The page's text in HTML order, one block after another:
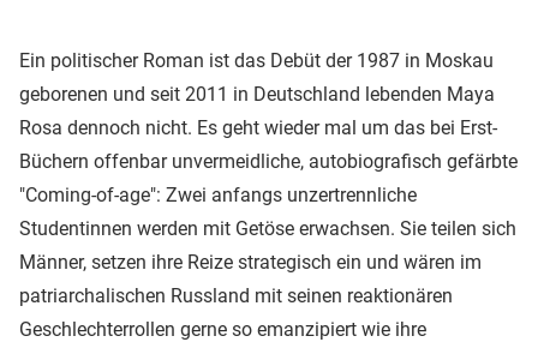
Ein politischer Roman ist das Debüt der 1987 in Moskau
geborenen und seit 2011 in Deutschland lebenden Maya
Rosa dennoch nicht. Es geht wieder mal um das bei Erst-
Büchern offenbar unvermeidliche, autobiografisch gefärbte
"Coming-of-age": Zwei anfangs unzertrennliche
Studentinnen werden mit Getöse erwachsen. Sie teilen sich
Männer, setzen ihre Reize strategisch ein und wären im
patriarchalischen Russland mit seinen reaktionären
Geschlechterrollen gerne so emanzipiert wie ihre